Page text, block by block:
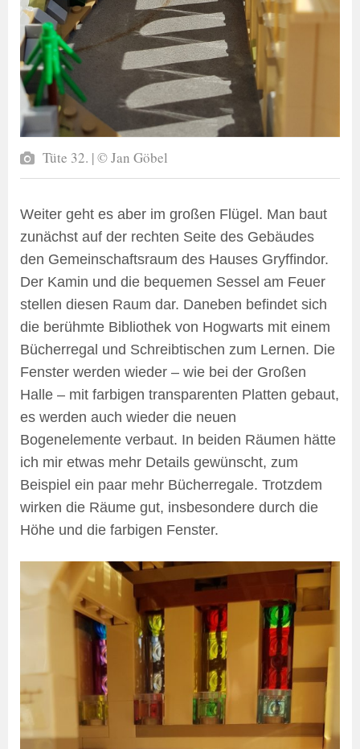
Tüte 32. | © Jan Göbel
Weiter geht es aber im großen Flügel. Man baut
zunächst auf der rechten Seite des Gebäudes
den Gemeinschaftsraum des Hauses Gryffindor.
Der Kamin und die bequemen Sessel am Feuer
stellen diesen Raum dar. Daneben befindet sich
die berühmte Bibliothek von Hogwarts mit einem
Bücherregal und Schreibtischen zum Lernen. Die
Fenster werden wieder – wie bei der Großen
Halle – mit farbigen transparenten Platten gebaut,
es werden auch wieder die neuen
Bogenelemente verbaut. In beiden Räumen hätte
ich mir etwas mehr Details gewünscht, zum
Beispiel ein paar mehr Bücherregale. Trotzdem
wirken die Räume gut, insbesondere durch die
Höhe und die farbigen Fenster.